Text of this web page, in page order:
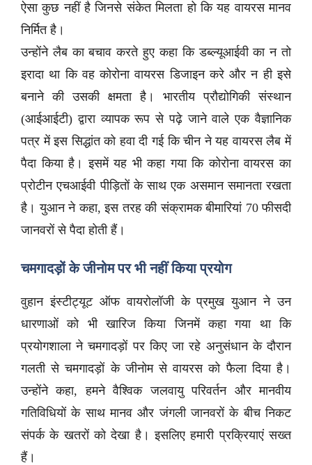
ऐसा कुछ नहीं है जिनसे संकेत मिलता हो कि यह वायरस मानव
निर्मित है।
उन्होंने लैब का बचाव करते हुए कहा कि डब्ल्यूआईवी का न तो
इरादा था कि वह कोरोना वायरस डिजाइन करे और न ही इसे
बनाने की उसकी क्षमता है। भारतीय प्रौद्योगिकी संस्थान
(आईआईटी) द्वारा व्यापक रूप से पढ़े जाने वाले एक वैज्ञानिक
पत्र में इस सिद्धांत को हवा दी गई कि चीन ने यह वायरस लैब में
पैदा किया है। इसमें यह भी कहा गया कि कोरोना वायरस का
प्रोटीन एचआईवी पीड़ितों के साथ एक असमान समानता रखता
है। युआन ने कहा, इस तरह की संक्रामक बीमारियां 70 फीसदी
जानवरों से पैदा होती हैं।
चमगादड़ों के जीनोम पर भी नहीं किया प्रयोग
वुहान इंस्टीट्यूट ऑफ वायरोलॉजी के प्रमुख युआन ने उन
धारणाओं को भी खारिज किया जिनमें कहा गया था कि
प्रयोगशाला ने चमगादड़ों पर किए जा रहे अनुसंधान के दौरान
गलती से चमगादड़ों के जीनोम से वायरस को फैला दिया है।
उन्होंने कहा, हमने वैश्विक जलवायु परिवर्तन और मानवीय
गतिविधियों के साथ मानव और जंगली जानवरों के बीच निकट
संपर्क के खतरों को देखा है। इसलिए हमारी प्रक्रियाएं सख्त
हैं।